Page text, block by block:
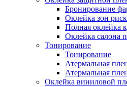
Бронирование
Оклейка зон
Полная оклейка
Оклейка салона
Тонирование
Тонирование
Атермальная
Атермальная
Оклейка виниловой